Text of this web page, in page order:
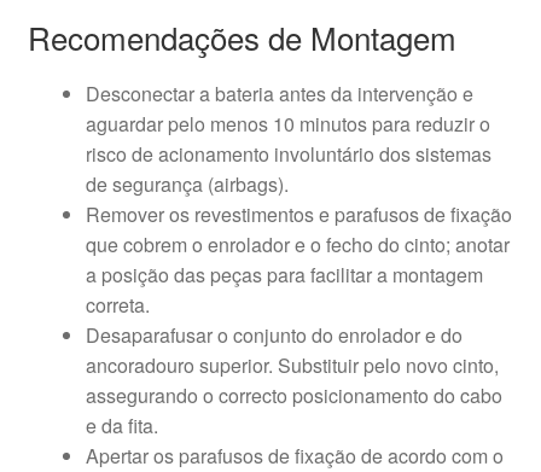
Recomendações de Montagem
Desconectar a bateria antes da intervenção e
aguardar pelo menos 10 minutos para reduzir o
risco de acionamento involuntário dos sistemas
de segurança (airbags).
Remover os revestimentos e parafusos de fixação
que cobrem o enrolador e o fecho do cinto; anotar
a posição das peças para facilitar a montagem
correta.
Desaparafusar o conjunto do enrolador e do
ancoradouro superior. Substituir pelo novo cinto,
assegurando o correcto posicionamento do cabo
e da fita.
Apertar os parafusos de fixação de acordo com o